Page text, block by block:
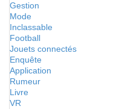
Gestion
Mode
Inclassable
Football
Jouets connectés
Enquête
Application
Rumeur
Livre
VR